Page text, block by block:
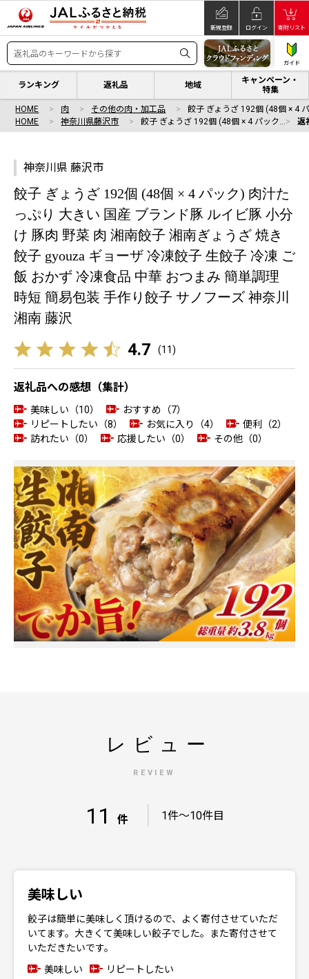
新規登録 ログイン 寄附リスト
ガイド
ランキング 返礼品 地域
キャンペーン・
特集
HOME 肉 その他の肉・加工品
餃子 ぎょうざ 192個 (48個 × 4
HOME
神奈川県藤沢市 餃子 ぎょうざ 192個 (48個 × 4 パック… 返
神奈川県 藤沢市
餃子 ぎょうざ 192個 (48個 × 4 パック) 肉汁た
っぷり 大きい 国産 ブランド豚 ルイビ豚 小分
け 豚肉 野菜 肉 湘南餃子 湘南ぎょうざ 焼き
餃子 gyouza ギョーザ 冷凍餃子 生餃子 冷凍 ご
飯 おかず 冷凍食品 中華 おつまみ 簡単調理
時短 簡易包装 手作り餃子 サノフーズ 神奈川
湘南 藤沢
4.7 (11)
返礼品への感想（集計）
美味しい（10）
おすすめ（7）
リピートしたい（8）
お気に入り（4）
便利（2）
訪れたい（0）
応援したい（0） その他（0）
レビュー
REVIEW
11 件 1件～10件目
美味しい
餃子は簡単に美味しく頂けるので、よく寄付させていただ
いてます。大きくて美味しい餃子でした。また寄付させて
いただきたいです。
美味しい
リピートしたい